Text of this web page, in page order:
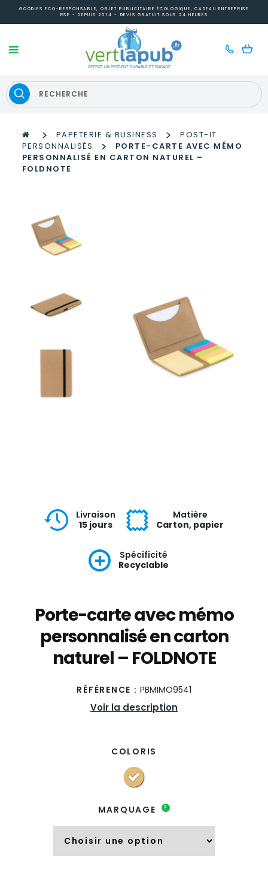
GOODIES ECO-RESPONSABLE, OBJET PUBLICITAIRE ÉCOLOGIQUE, CADEAU ENTREPRISE
RSE - DEPUIS 2014 - DEVIS GRATUIT SOUS 24 HEURES
> PAPETERIE & BUSINESS >
POST-IT
PERSONNALISÉS
>
PORTE-CARTE AVEC MÉMO
PERSONNALISÉ EN CARTON NATUREL –
FOLDNOTE
Livraison
15 jours
Matière
Carton, papier
Spécificité
Recyclable
Porte-carte avec mémo
personnalisé en carton
naturel – FOLDNOTE
RÉFÉRENCE : PBMIMO9541
Voir la description
COLORIS
MARQUAGE ?